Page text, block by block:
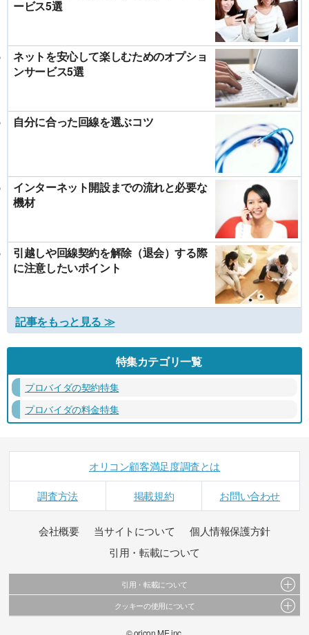
ービス5選
ネットを安心して楽しむためのオプショ
ンサービス5選
自分に合った回線を選ぶコツ
インターネット開設までの流れと必要な
機材
引越しや回線契約を解除（退会）する際
に注意したいポイント
記事をもっと見る ≫
特集カテゴリ一覧
プロバイダの契約特集
プロバイダの料金特集
オリコン顧客満足度調査とは
調査方法 掲載規約 お問い合わせ
会社概要 当サイトについて
個人情報保護方針
引用・転載について
引用・転載について
当サイトで公開されている情報（文字、写真、イラスト、画像データ等）及びこれらの配
クッキーの使用について
このサイトでは Cookie を使用して、ユーザーに合わせたコンテンツや広告の表示、ソーシャ